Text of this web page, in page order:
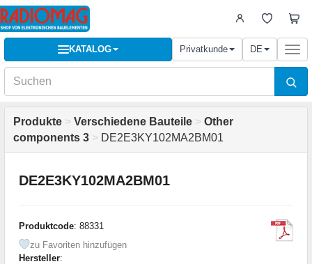
KATALOG Privatkunde DE
Produkte > Verschiedene Bauteile > Other
components 3 > DE2E3KY102MA2BM01
DE2E3KY102MA2BM01
Produktcode: 88331
zu Favoriten hinzufügen
Hersteller: